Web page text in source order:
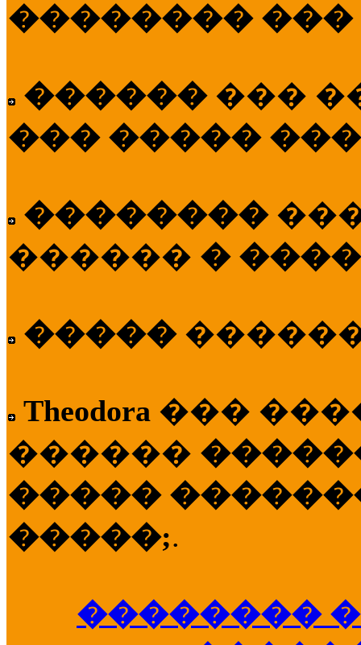
�������� ���
������ ���
��� �����
��������
������ �
�����
Theodora ���
������
�����
�����;.
��������